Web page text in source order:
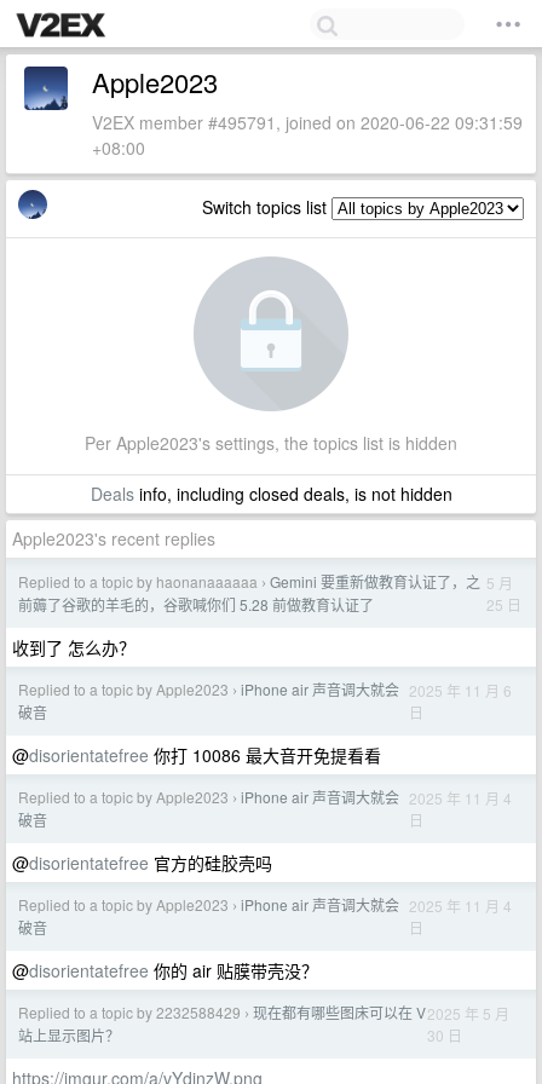
Apple2023
V2EX member #495791, joined on 2020-06-22 09:31:59
+08:00
Switch topics list
Per Apple2023's settings, the topics list is hidden
Dealsinfo, including closed deals, is not hidden
Apple2023's recent replies
Replied to a topic by haonanaaaaaa › Gemini 要重新做教育认证了，之
前薅了谷歌的羊毛的，谷歌喊你们 5.28 前做教育认证了
5 月
25 日
收到了 怎么办？
Replied to a topic by Apple2023 › iPhone air 声音调大就会
破音
2025 年 11 月 6
日
@disorientatefree 你打 10086 最大音开免提看看
Replied to a topic by Apple2023 › iPhone air 声音调大就会
破音
2025 年 11 月 4
日
@disorientatefree 官方的硅胶壳吗
Replied to a topic by Apple2023 › iPhone air 声音调大就会
破音
2025 年 11 月 4
日
@disorientatefree 你的 air 贴膜带壳没？
Replied to a topic by 2232588429 › 现在都有哪些图床可以在 V
站上显示图片？
2025 年 5 月
30 日
https://imgur.com/a/vYdinzW.png